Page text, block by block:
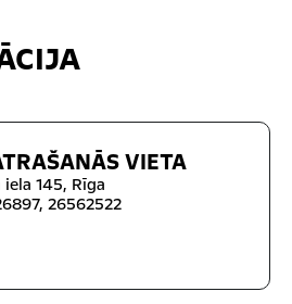
VIETA
145, Rīga
26562522